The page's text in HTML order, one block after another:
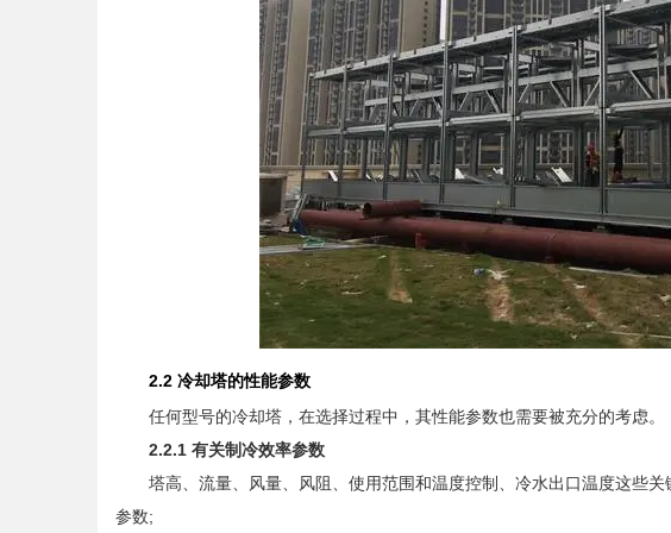
2.2 冷却塔的性能参数
任何型号的冷却塔，在选择过程中，其性能参数也需要被充分的考虑。
2.2.1 有关制冷效率参数
塔高、流量、风量、风阻、使用范围和温度控制、冷水出口温度这些关
参数;